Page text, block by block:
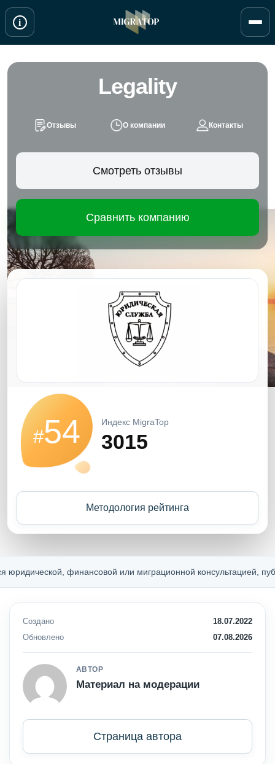
Перейти
содержимому
i
#54 Индекс MigraTop
3015
Методология рейтинга
Legality
Отзывы О компании Контакты
Смотреть отзывы
Сравнить компанию
финансовой или миграционной консультацией, публичной
Создано
18.07.2022
Обновлено
07.08.2026
АВТОР
Материал на модерации
Страница автора